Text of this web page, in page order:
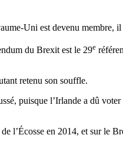
Uni est devenu membre, il
du Brexit est le 29e
retenu son souffle.
puisque l’Irlande a dû
l’Écosse en 2014, et sur le